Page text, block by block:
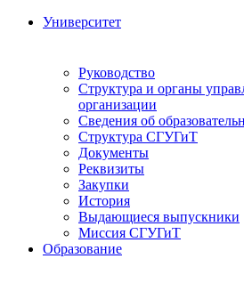
Университет
Руководство
Структура и органы
организации
Сведения об
Структура СГУГиТ
Документы
Реквизиты
Закупки
История
Выдающиеся выпускники
Миссия СГУГиТ
Образование